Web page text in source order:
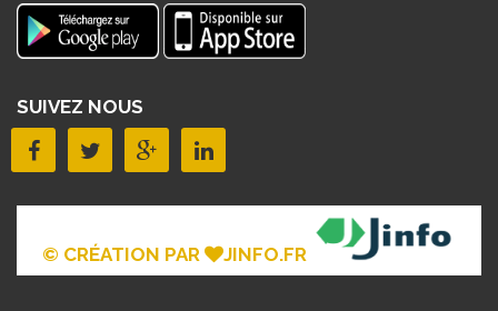
SUIVEZ NOUS
© CRÉATION PAR JINFO.FR